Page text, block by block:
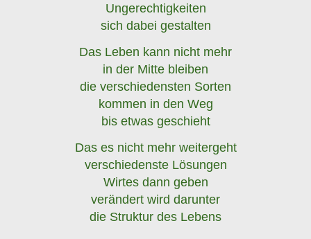
Ungerechtigkeiten
sich dabei gestalten
Das Leben kann nicht mehr
in der Mitte bleiben
die verschiedensten Sorten
kommen in den Weg
bis etwas geschieht
Das es nicht mehr weitergeht
verschiedenste Lösungen
Wirtes dann geben
verändert wird darunter
die Struktur des Lebens